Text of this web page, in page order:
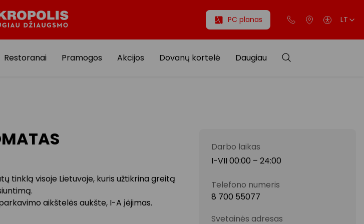
PC planas LT
Restoranai Pramogos Akcijos Dovanų kortelė Daugiau
tinklą visoje Lietuvoje, kuris užtikrina greitą
aikštelės aukšte, I-A įėjimas.
Darbo laikas
I-VII 00:00 – 24:00
Telefono numeris
8 700 55077
Svetainės adresas